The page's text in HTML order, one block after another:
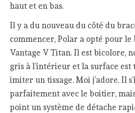
haut et en bas.
Il y a du nouveau du côté du
commencer, Polar a opté pour le
Vantage V Titan. Il est bicolore,
gris à l’intérieur et la surface
imiter un tissage. Moi j’adore. Il
parfaitement avec le boitier,
point un système de détache